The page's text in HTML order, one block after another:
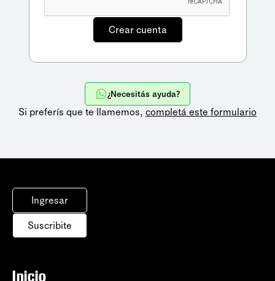
¿Necesitás ayuda?
Si preferís que te llamemos, completá este formulario
Ingresar
Suscribite
Inicio